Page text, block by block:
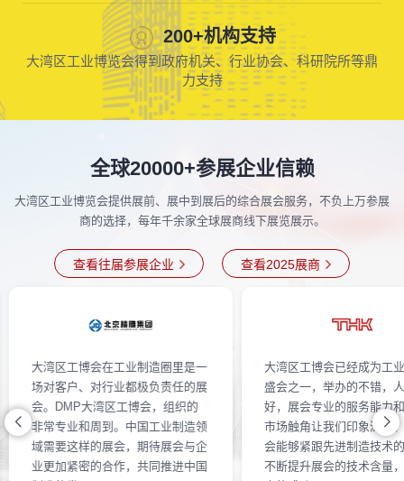
200+机构支持
大湾区工业博览会得到政府机关、行业协会、科研院所等鼎
力支持
全球20000+参展企业信赖
大湾区工业博览会提供展前、展中到展后的综合展会服务，不负上万参展
商的选择，每年千余家全球展商线下展览展示。
查看往届参展企业 查看2025展商
大湾区工博会在工业制造圈里是一
场对客户、对行业都极负责任的展
会。DMP大湾区工博会，组织的
非常专业和周到。中国工业制造领
域需要这样的展会，期待展会与企
业更加紧密的合作，共同推进中国
大湾区工博会已经成为工
盛会之一，举办的不错，
好，展会专业的服务能力
市场触角让我们印象深刻
会能够紧跟先进制造技术
不断提升展会的技术含量